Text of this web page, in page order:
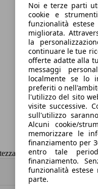
dei dati.
Noi e terze parti
cookie e
funzionalità
migliorata.
la
continuare le tue
offerte adatte alla
messaggi
localmente se lo
preferiti o
l'utilizzo del sito
visite successive.
sull'utilizzo
Alcuni cookie/
memorizzare le
finanziamento per
entro tale
finanziamento.
funzionalità
parte.